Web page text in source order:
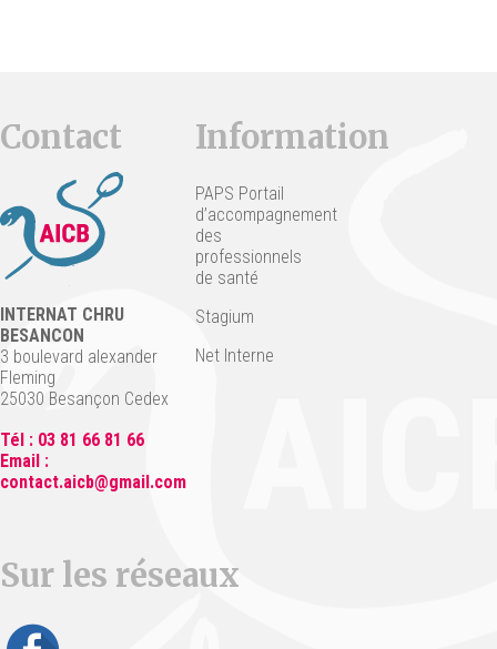
Contact
INTERNAT CHRU
BESANCON
3 boulevard alexander
Fleming
25030 Besançon Cedex
Tél : 03 81 66 81 66
Email :
contact.aicb@gmail.com
Information
PAPS Portail
d’accompagnement
des
professionnels
de santé
Stagium
Net Interne
Sur les réseaux